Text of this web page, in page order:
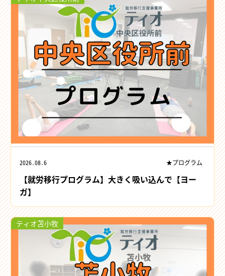
2026.08.6 ★プログラム
【就労移行プログラム】大きく吸い込んで【ヨー
ガ】
ティオ苫小牧